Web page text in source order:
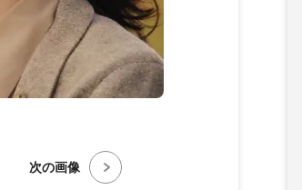
次の画像